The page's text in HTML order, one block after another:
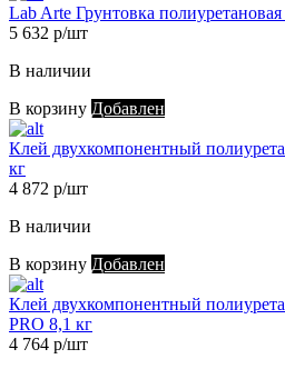
Lab Arte Грунтовка полиуретановая
5 632 р/шт
В наличии
В корзину Добавлен
Клей двухкомпонентный
кг
4 872 р/шт
В наличии
В корзину Добавлен
Клей двухкомпонентный
PRO 8,1 кг
4 764 р/шт